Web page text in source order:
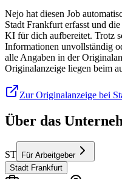
Nejo hat diesen Job
Stadt Frankfurt erfasst und
KI für dich aufbereitet. Trotz
Informationen unvollständig
alle Angaben in der
Originalanzeige liegen beim
Zur Originalanzeige bei
Über das
ST
Für Arbeitgeber
Stadt Frankfurt